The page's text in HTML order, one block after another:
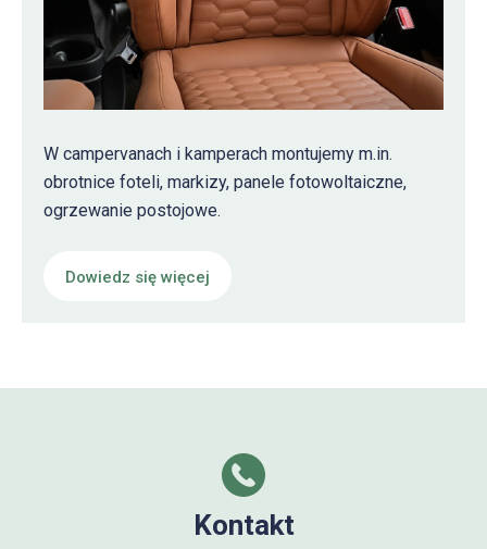
W campervanach i kamperach montujemy m.in.
obrotnice foteli, markizy, panele fotowoltaiczne,
ogrzewanie postojowe.
Dowiedz się więcej
Kontakt